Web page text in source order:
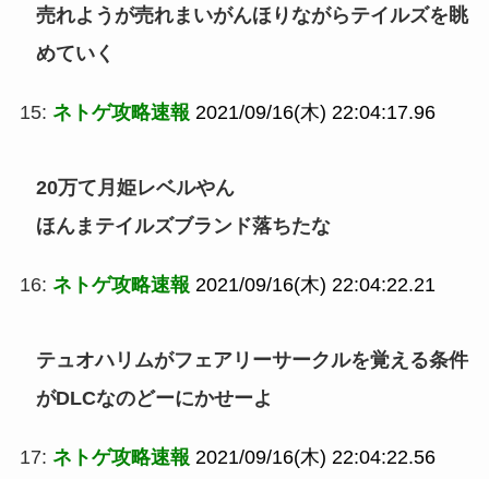
売れようが売れまいがんほりながらテイルズを眺
めていく
15: ネトゲ攻略速報 2021/09/16(木) 22:04:17.96
20万て月姫レベルやん
ほんまテイルズブランド落ちたな
16: ネトゲ攻略速報 2021/09/16(木) 22:04:22.21
テュオハリムがフェアリーサークルを覚える条件
がDLCなのどーにかせーよ
17: ネトゲ攻略速報 2021/09/16(木) 22:04:22.56